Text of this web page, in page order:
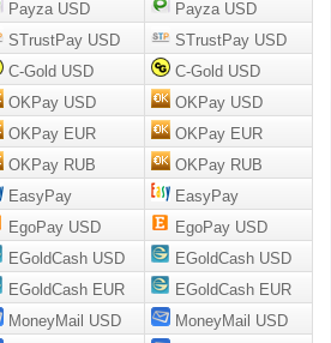
Payza USD
Payza USD
STrustPay USD
STrustPay USD
C-Gold USD
C-Gold USD
OKPay USD
OKPay USD
OKPay EUR
OKPay EUR
OKPay RUB
OKPay RUB
EasyPay
EasyPay
EgoPay USD
EgoPay USD
EGoldCash USD
EGoldCash USD
EGoldCash EUR
EGoldCash EUR
MoneyMail USD
MoneyMail USD